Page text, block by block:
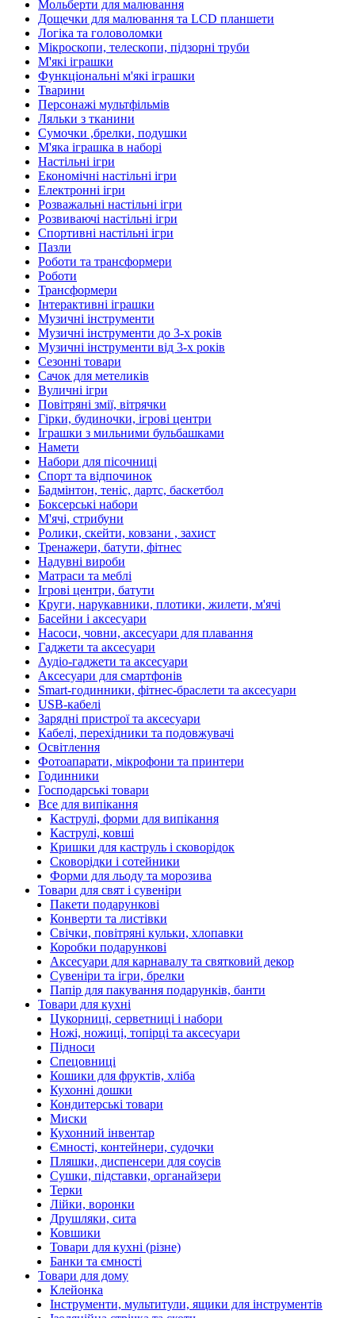
Мольберти для малювання
Дощечки для малювання та LCD планшети
Логіка та головоломки
Мікроскопи, телескопи, підзорні труби
М'які іграшки
Функціональні м'які іграшки
Тварини
Персонажі мультфільмів
Ляльки з тканини
Сумочки ,брелки, подушки
М'яка іграшка в наборі
Настільні ігри
Економічні настільні ігри
Електронні ігри
Розважальні настільні ігри
Розвиваючі настільні ігри
Спортивні настільні ігри
Пазли
Роботи та трансформери
Роботи
Трансформери
Інтерактивні іграшки
Музичні інструменти
Музичні інструменти до 3-х років
Музичні інструменти від 3-х років
Сезонні товари
Сачок для метеликів
Вуличні ігри
Повітряні змії, вітрячки
Гірки, будиночки, ігрові центри
Іграшки з мильними бульбашками
Намети
Набори для пісочниці
Спорт та відпочинок
Бадмінтон, теніс, дартс, баскетбол
Боксерські набори
М'ячі, стрибуни
Ролики, скейти, ковзани , захист
Тренажери, батути, фітнес
Надувні вироби
Матраси та меблі
Ігрові центри, батути
Круги, нарукавники, плотики, жилети, м'ячі
Басейни і аксесуари
Насоси, човни, аксесуари для плавання
Гаджети та аксесуари
Аудіо-гаджети та аксесуари
Аксесуари для смартфонів
Smart-годинники, фітнес-браслети та аксесуари
USB-кабелі
Зарядні пристрої та аксесуари
Кабелі, перехідники та подовжувачі
Освітлення
Фотоапарати, мікрофони та принтери
Годинники
Господарські товари
Все для випікання
Каструлі, форми для випікання
Каструлі, ковші
Кришки для каструль і сковорідок
Сковорідки і сотейники
Форми для льоду та морозива
Товари для свят і сувеніри
Пакети подарункові
Конверти та листівки
Свічки, повітряні кульки, хлопавки
Коробки подарункові
Аксесуари для карнавалу та святковий декор
Сувеніри та ігри, брелки
Папір для пакування подарунків, банти
Товари для кухні
Цукорниці, серветниці і набори
Ножі, ножиці, топірці та аксесуари
Підноси
Спецовниці
Кошики для фруктів, хліба
Кухонні дошки
Кондитерські товари
Миски
Кухонний інвентар
Ємності, контейнери, судочки
Пляшки, диспенсери для соусів
Сушки, підставки, органайзери
Терки
Лійки, воронки
Друшляки, сита
Ковшики
Товари для кухні (різне)
Банки та ємності
Товари для дому
Клейонка
Інструменти, мультитули, ящики для інструментів